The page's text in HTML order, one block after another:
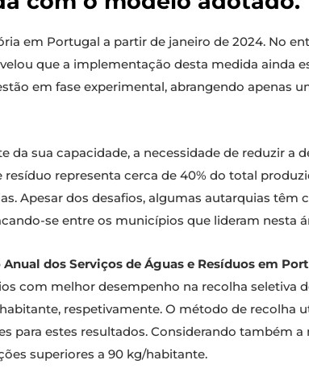
em Portugal a partir de janeiro de 2024. No
que a implementação desta medida ainda
em fase experimental, abrangendo apenas
sua capacidade, a necessidade de reduzir a
representa cerca de 40% do total
Apesar dos desafios, algumas autarquias têm
se entre os municípios que lideram nesta
dos Serviços de Águas e Resíduos em
com melhor desempenho na recolha seletiva
respetivamente. O método de recolha
estes resultados. Considerando também a
superiores a 90 kg/habitante.